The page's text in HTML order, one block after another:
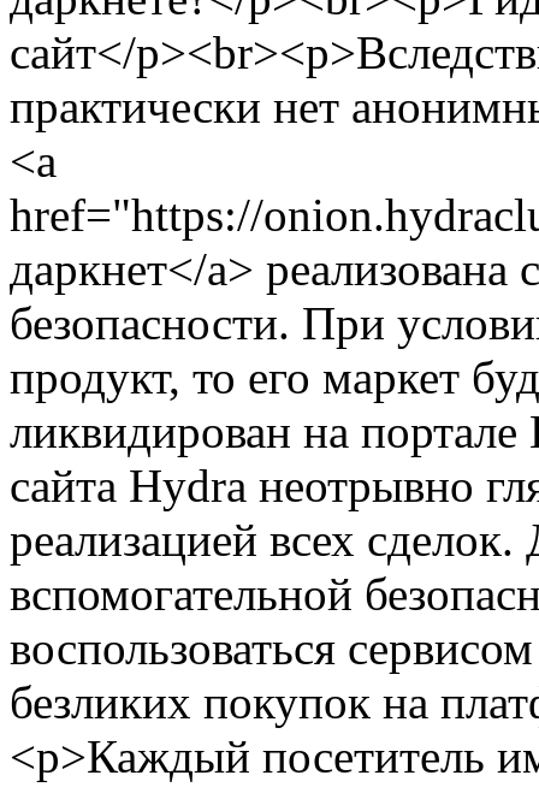
сайт</
практически нет
<a
href="https://
даркнет</a> реализована
безопасности. При
продукт, то его маркет
ликвидирован на
сайта Hydra неотрывно
реализацией всех
вспомогательной
воспользоваться
безликих покупок на
<p>Каждый посетитель